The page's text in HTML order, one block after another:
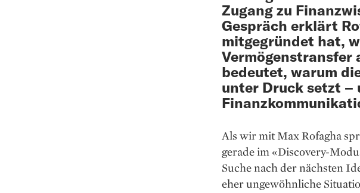
Zugang zu
Gespräch erklärt
mitgegründet hat,
Vermögenstransfer
bedeutet, warum
unter Druck setzt –
Als wir mit Max Rofagha
gerade im «Discovery-
Suche nach der nächsten
eher ungewöhnliche